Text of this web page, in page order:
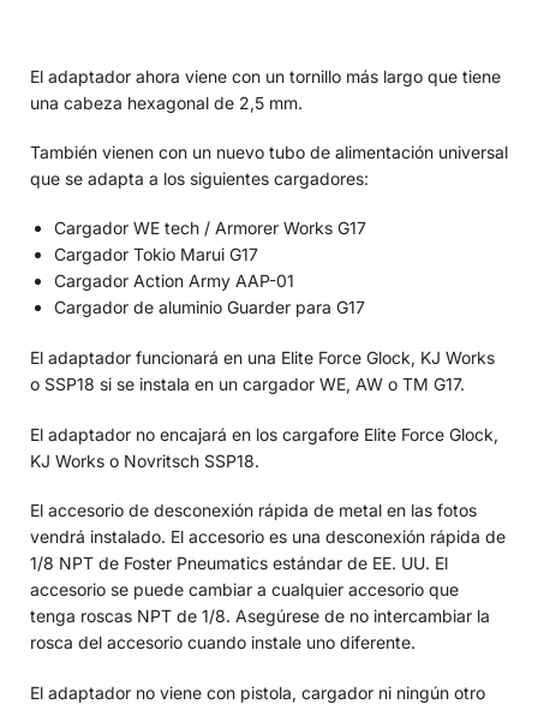
El adaptador ahora viene con un tornillo más largo que tiene
una cabeza hexagonal de 2,5 mm.
También vienen con un nuevo tubo de alimentación universal
que se adapta a los siguientes cargadores:
Cargador WE tech / Armorer Works G17
Cargador Tokio Marui G17
Cargador Action Army AAP-01
Cargador de aluminio Guarder para G17
El adaptador funcionará en una Elite Force Glock, KJ Works
o SSP18 si se instala en un cargador WE, AW o TM G17.
El adaptador no encajará en los cargafore Elite Force Glock,
KJ Works o Novritsch SSP18.
El accesorio de desconexión rápida de metal en las fotos
vendrá instalado. El accesorio es una desconexión rápida de
1/8 NPT de Foster Pneumatics estándar de EE. UU. El
accesorio se puede cambiar a cualquier accesorio que
tenga roscas NPT de 1/8. Asegúrese de no intercambiar la
rosca del accesorio cuando instale uno diferente.
El adaptador no viene con pistola, cargador ni ningún otro